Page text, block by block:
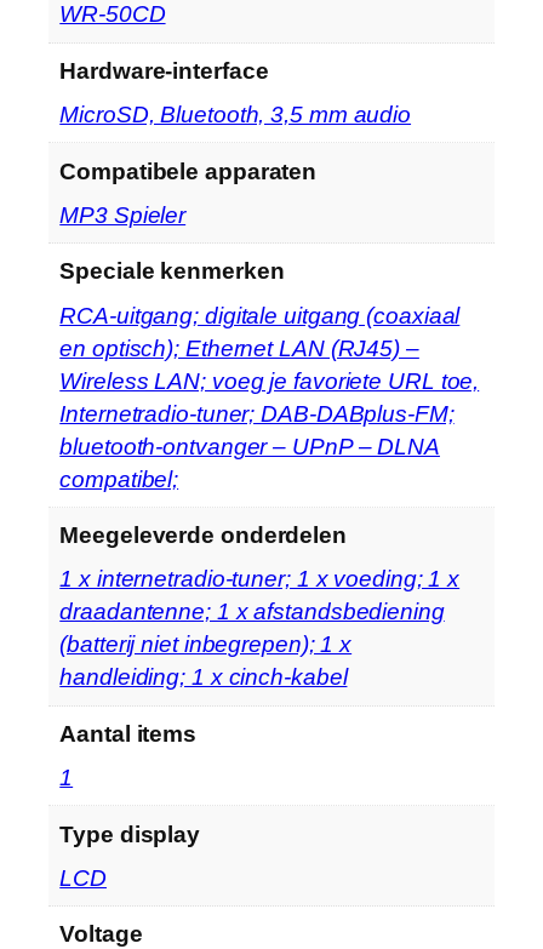
‎WR-50CD
Hardware-interface
‎MicroSD, Bluetooth, 3,5 mm audio
Compatibele apparaten
‎MP3 Spieler
Speciale kenmerken
‎RCA-uitgang; digitale uitgang (coaxiaal
en optisch); Ethernet LAN (RJ45) –
Wireless LAN; voeg je favoriete URL toe,
Internetradio-tuner; DAB-DABplus-FM;
bluetooth-ontvanger – UPnP – DLNA
compatibel;
Meegeleverde onderdelen
‎1 x internetradio-tuner; 1 x voeding; 1 x
draadantenne; 1 x afstandsbediening
(batterij niet inbegrepen); 1 x
handleiding; 1 x cinch-kabel
Aantal items
‎1
Type display
‎LCD
Voltage